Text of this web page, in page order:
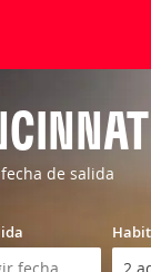
de salida